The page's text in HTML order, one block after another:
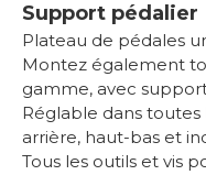
Support pédalier
Plateau de pédales
Montez également
gamme, avec
Réglable dans toutes
arrière, haut-bas et
Tous les outils et vis